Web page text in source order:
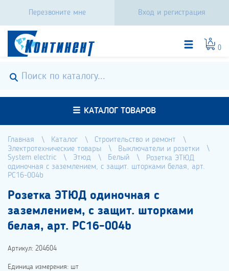
Перезвоните мне Вход и регистрация
0
КАТАЛОГ ТОВАРОВ
Главная Каталог
Строительство и ремонт
Электротехнические товары
Выключатели и розетки
System electric
Этюд Белый
Розетка ЭТЮД
одиночная с заземлением, с защит. шторками белая, арт.
РС16-004b
Розетка ЭТЮД одиночная с
заземлением, с защит. шторками
белая, арт. РС16-004b
Артикул: 204604
Единица измерения: шт